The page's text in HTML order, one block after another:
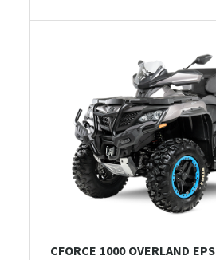
CFORCE 1000 OVERLAND EPS